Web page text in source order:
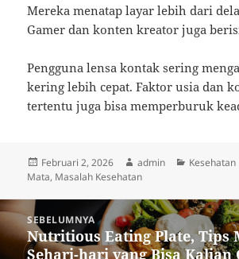
Mereka menatap layar lebih dari
Gamer dan konten kreator juga
Pengguna lensa kontak sering
kering lebih cepat. Faktor usia dan
tertentu juga bisa memperburuk
Diposkan
pada
Februari 2, 2026 Penulis
admin Kategori
Kesehatan
Mata, Masalah Kesehatan
Navigasi
pos SEBELUMNYA
Pos
sebelumnya:
Nutritious Eating Plate, Tips
Sehari-hari yang Bisa Kalian